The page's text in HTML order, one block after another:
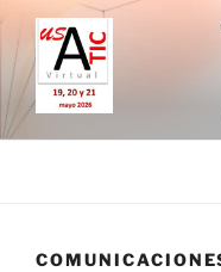
Saltar
contenido
VIRTUAL